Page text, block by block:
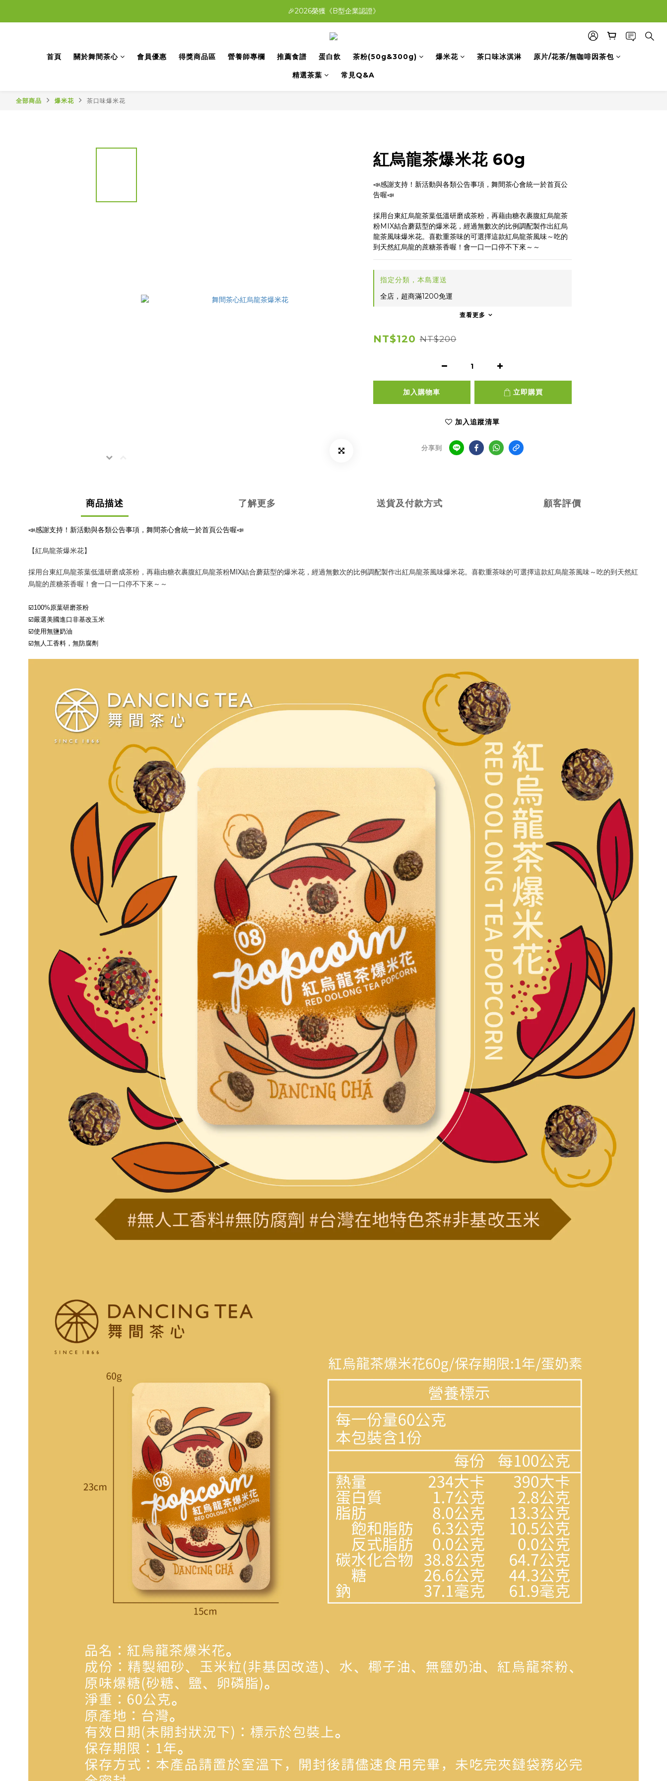
A+B搭配免費爆米花帶回家！在家就能喝「福吉茶」
🎉2026榮獲《B型企業認證》
A+B搭配免費爆米花帶回家！在家就能喝「福吉茶」
首頁 關於舞間茶心 會員優惠 得獎商品區 營養師專欄 推薦食譜 蛋白飲 茶粉(50g&300g) 爆米花 茶口味冰淇淋 原片/花茶/無咖啡因茶包
精選茶葉 常見Q&A
全部商品 爆米花 茶口味爆米花
紅烏龍茶爆米花 60g
📣感謝支持！新活動與各類公告事項，舞間茶心會統一於首頁公
告喔📣
採用台東紅烏龍茶葉低溫研磨成茶粉，再藉由糖衣裹腹紅烏龍茶
粉MIX結合蘑菇型的爆米花，經過無數次的比例調配製作出紅烏
龍茶風味爆米花。喜歡重茶味的可選擇這款紅烏龍茶風味～吃的
到天然紅烏龍的蔗糖茶香喔！會一口一口停不下來～～
指定分類，本島運送
全店，超商滿1200免運
查看更多
NT$120 NT$200
加入購物車 立即購買
加入追蹤清單
分享到
商品描述 了解更多 送貨及付款方式 顧客評價
📣感謝支持！新活動與各類公告事項，舞間茶心會統一於首頁公告喔📣
【紅烏龍茶爆米花】
採用台東紅烏龍茶葉低溫研磨成茶粉，再藉由糖衣裹腹紅烏龍茶粉MIX結合蘑菇型的爆米花，經過無數次的比例調配製作出紅烏龍茶風味爆米花。喜歡重茶味的可選擇這款紅烏龍茶風味～吃的到天然紅
烏龍的蔗糖茶香喔！會一口一口停不下來～～
☑️100%原葉研磨茶粉
☑️嚴選美國進口非基改玉米
☑️使用無鹽奶油
☑️無人工香料，無防腐劑